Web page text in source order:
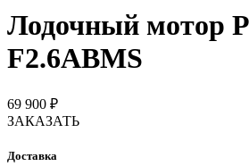
Лодочный мотор
F2.6ABMS
69 900 ₽
ЗАКАЗАТЬ
Доставка